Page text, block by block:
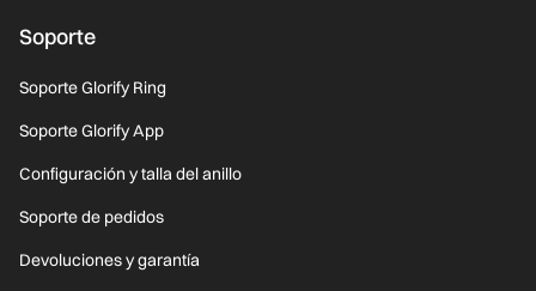
Soporte
Soporte Glorify Ring
Soporte Glorify App
Configuración y talla del anillo
Soporte de pedidos
Devoluciones y garantía